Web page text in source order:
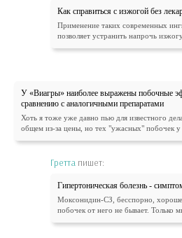
Как справиться с изжогой без
Применение таких современных
позволяет устранить напрочь
У «Виагры» наиболее выражены побочные
сравнению с аналогичными препаратами
Хоть я тоже уже давно пью для известного
общем из-за цены, но тех "ужасных" побочек у
Гретта пишет:
Гипертоническая болезнь -
Моксонидин-СЗ, бесспорно,
побочек от него не бывает. Только